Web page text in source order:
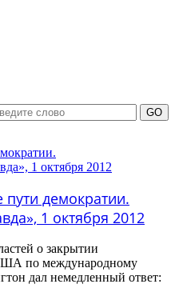
демократии.
1 октября 2012
о закрытии
по международному
дал немедленный ответ: